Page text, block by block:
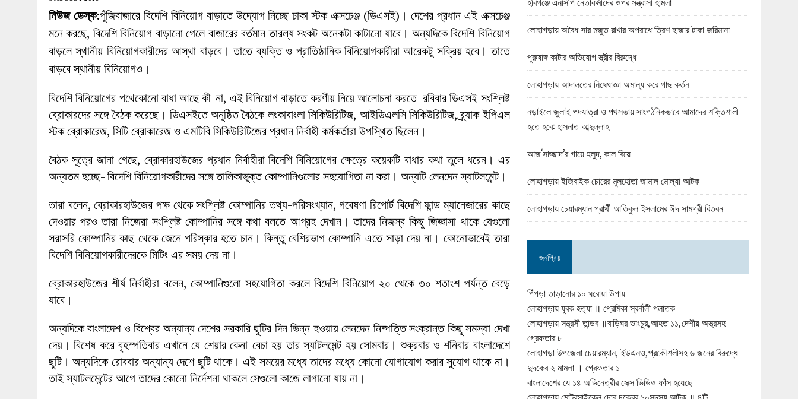
27 MAY 2026 | লোহাগড়ায় চেয়ারম্যান প্রার্থী আতিকুল ইসলামের ঈদ সামগ্রী বিতরন
1 AUGUST 2026 | লোহাগড়ায় জাল দলিলে নামজারি ॥ এসিল্যান্ড অফিসে ভয়াবহ দুর্নীতি
নিউজ ডেস্ক:পুঁজিবাজারে বিদেশি বিনিয়োগ বাড়াতে উদ্যোগ নিচ্ছে ঢাকা স্টক এক্সচেঞ্জ (ডিএসই)। দেশের প্রধান এই এক্সচেঞ্জ
মনে করছে, বিদেশি বিনিয়োগ বাড়ানো গেলে বাজারের বর্তমান তারল্য সংকট অনেকটা কাটানো যাবে। অন্যদিকে বিদেশি বিনিয়োগ
বাড়লে স্থানীয় বিনিয়োগকারীদের আস্থা বাড়বে। তাতে ব্যক্তি ও প্রাতিষ্ঠানিক বিনিয়োগকারীরা আরেকটু সক্রিয় হবে। তাতে
বাড়বে স্থানীয় বিনিয়োগও।
বিদেশি বিনিয়োগের পথেকোনো বাধা আছে কী-না, এই বিনিয়োগ বাড়াতে করণীয় নিয়ে আলোচনা করতে রবিবার ডিএসই সংশ্লিষ্ট
ব্রোকারদের সঙ্গে বৈঠক করেছে। ডিএসইতে অনুষ্ঠিত বৈঠকে লংকাবাংলা সিকিউরিটিজ, আইডিএলসি সিকিউরিটিজ, ব্র্যাক ইপিএল
স্টক ব্রোকারেজ, সিটি ব্রোকারেজ ও এমটিবি সিকিউরিটিজের প্রধান নির্বাহী কর্মকর্তারা উপস্থিত ছিলেন।
বৈঠক সূত্রে জানা গেছে, ব্রোকারহাউজের প্রধান নির্বাহীরা বিদেশি বিনিয়োগের ক্ষেত্রে কয়েকটি বাধার কথা তুলে ধরেন। এর
অন্যতম হচ্ছে- বিদেশি বিনিয়োগকারীদের সঙ্গে তালিকাভুক্ত কোম্পানিগুলোর সহযোগিতা না করা। অন্যটি লেনদেন স্যাটলমেন্ট।
তারা বলেন, ব্রোকারহাউজের পক্ষ থেকে সংশ্লিষ্ট কোম্পানির তথ্য-পরিসংখ্যান, গবেষণা রিপোর্ট বিদেশি ফান্ড ম্যানেজারের কাছে
দেওয়ার পরও তারা নিজেরা সংশ্লিষ্ট কোম্পানির সঙ্গে কথা বলতে আগ্রহ দেখান। তাদের নিজস্ব কিছু জিজ্ঞাসা থাকে যেগুলো
সরাসরি কোম্পানির কাছ থেকে জেনে পরিস্কার হতে চান। কিন্তু বেশিরভাগ কোম্পানি এতে সাড়া দেয় না। কোনোভাবেই তারা
বিদেশি বিনিয়োগকারীদেরকে মিটিং এর সময় দেয় না।
ব্রোকারহাউজের শীর্ষ নির্বাহীরা বলেন, কোম্পানিগুলো সহযোগিতা করলে বিদেশি বিনিয়োগ ২০ থেকে ৩০ শতাংশ পর্যন্ত বেড়ে
যাবে।
অন্যদিকে বাংলাদেশ ও বিশ্বের অন্যান্য দেশের সরকারি ছুটির দিন ভিন্ন হওয়ায় লেনদেন নিষ্পত্তি সংক্রান্ত কিছু সমস্যা দেখা
দেয়। বিশেষ করে বৃহস্পতিবার এখানে যে শেয়ার কেনা-বেচা হয় তার স্যাটলমেন্ট হয় সোমবার। শুক্রবার ও শনিবার বাংলাদেশে
ছুটি। অন্যদিকে রোববার অন্যান্য দেশে ছুটি থাকে। এই সময়ের মধ্যে তাদের মধ্যে কোনো যোগাযোগ করার সুযোগ থাকে না।
তাই স্যাটলমেন্টের আগে তাদের কোনো নির্দেশনা থাকলে সেগুলো কাজে লাগানো যায় না।
লোহাগড়ায় অবৈধ সার মজুত রাখার অপরাধে ত্রিশ হাজার টাকা জরিমানা
পুরুষাঙ্গ কাটার অভিযোগ স্ত্রীর বিরুদ্ধে
লোহাগড়ায় আদালতের নিষেধাজ্ঞা অমান্য করে গাছ কর্তন
নড়াইলে জুলাই পদযাত্রা ও পথসভায় সাংগঠনিকভাবে আমাদের শক্তিশালী
হতে হবে: হাসনাত আব্দুল্লাহ
আজ‘সাজ্জাদ’র গায়ে হলুদ, কাল বিয়ে
লোহাগড়ায় ইজিবাইক চোরের মুলহোতা জামাল মোল্যা আটক
লোহাগড়ায় চেয়ারম্যান প্রার্থী আতিকুল ইসলামের ঈদ সামগ্রী বিতরন
জনপ্রিয়
পিঁপড়া তাড়ানোর ১০ ঘরোয়া উপায়
লোহাগড়ায় যুবক হত্যা ॥ প্রেমিকা স্বর্নালী পলাতক
লোহাগড়ায় সন্ত্রসী তান্ডব ॥বাড়িঘর ভাংচুর,আহত ১১,দেশীয় অস্ত্রসহ
গ্রেফতার ৮
লোহাগড়া উপজেলা চেয়ারম্যান, ইউএনও,প্রকৌশলীসহ ৬ জনের বিরুদ্ধে
দুদকের ২ মামলা । গ্রেফতার ১
বাংলাদেশের যে ১৪ অভিনেত্রীর সেক্স ভিডিও ফাঁস হয়েছে